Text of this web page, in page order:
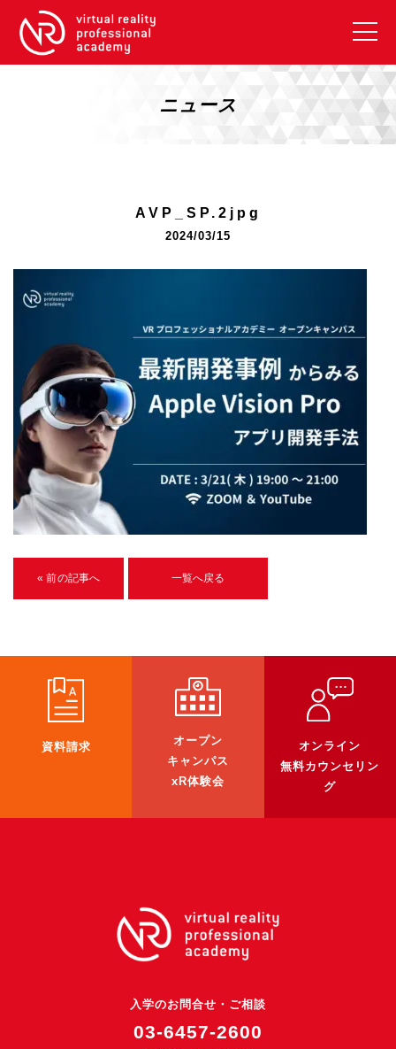
VRアカデミーとは
【2026年10月】ARエキスパートコース
リスキリング補助金対象コース説明
《SDGs》
U-15メタバースプログラミング講座
入学案内
受講生紹介
イベント
ブログ
企業向け
《3DGS》
3DGSスキャンサービス
3DGS受託開発
3D Gaussian Splatting アプリ開発研修
超体験★販促システム『XR Showcase Hub』2025年4月発売
MR体験型研修プラットフォーム『LegacyLink XR』2025年10月
3D空間キャプチャーアプリ『Qoocan』
ニュース
AVP_SP.2jpg
2024/03/15
« 前の記事へ 一覧へ戻る
資料請求
オープン
キャンパス
xR体験会
オンライン
無料カウンセリン
グ
入学のお問合せ・ご相談
03-6457-2600